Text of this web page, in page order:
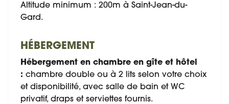
Altitude minimum : 200m à Saint-Jean-du-
Gard.
HÉBERGEMENT
Hébergement en chambre en gîte et hôtel
: chambre double ou à 2 lits selon votre choix
et disponibilité, avec salle de bain et WC
privatif, draps et serviettes fournis.